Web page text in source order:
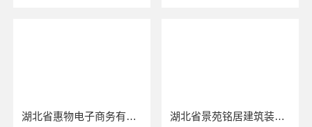
湖北省惠物电子商务有限公司 湖北省景苑铭居建筑装饰有限公司